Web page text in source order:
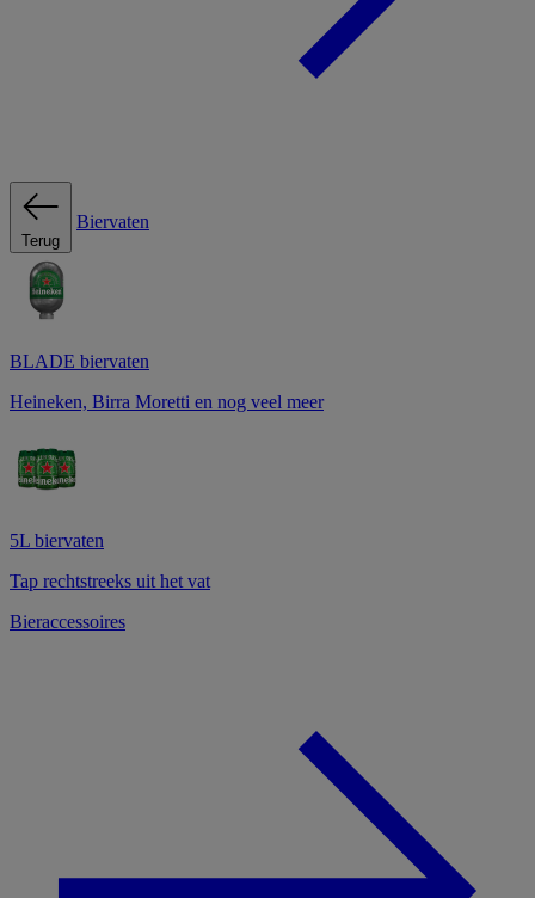
Terug
Biervaten
BLADE biervaten
Heineken, Birra Moretti en nog veel meer
5L biervaten
Tap rechtstreeks uit het vat
Bieraccessoires